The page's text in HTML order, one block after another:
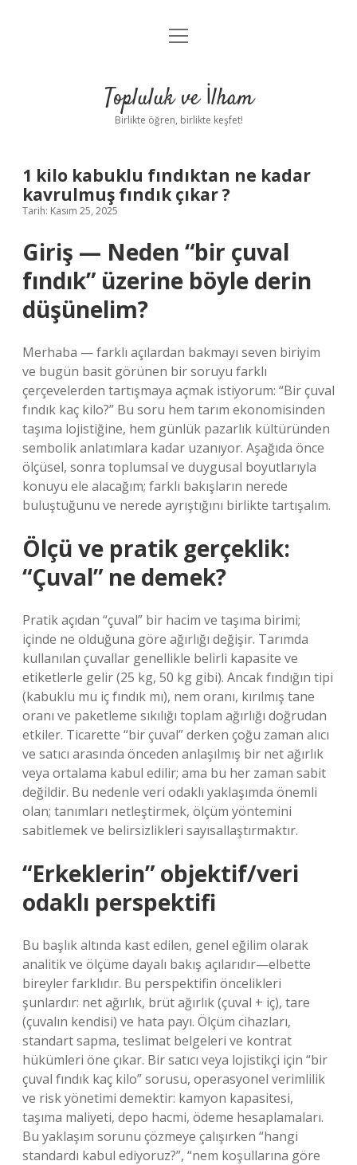
Anasayfa
Yasal Uyarı
menüyü
Topluluk ve İlham
Birlikte öğren, birlikte keşfet!
1 kilo kabuklu fındıktan ne kadar
kavrulmuş fındık çıkar ?
Tarih: Kasım 25, 2025
Giriş — Neden “bir çuval
fındık” üzerine böyle derin
düşünelim?
Merhaba — farklı açılardan bakmayı seven biriyim
ve bugün basit görünen bir soruyu farklı
çerçevelerden tartışmaya açmak istiyorum: “Bir çuval
fındık kaç kilo?” Bu soru hem tarım ekonomisinden
taşıma lojistiğine, hem günlük pazarlık kültüründen
sembolik anlatımlara kadar uzanıyor. Aşağıda önce
ölçüsel, sonra toplumsal ve duygusal boyutlarıyla
konuyu ele alacağım; farklı bakışların nerede
buluştuğunu ve nerede ayrıştığını birlikte tartışalım.
Ölçü ve pratik gerçeklik:
“Çuval” ne demek?
Pratik açıdan “çuval” bir hacim ve taşıma birimi;
içinde ne olduğuna göre ağırlığı değişir. Tarımda
kullanılan çuvallar genellikle belirli kapasite ve
etiketlerle gelir (25 kg, 50 kg gibi). Ancak fındığın tipi
(kabuklu mu iç fındık mı), nem oranı, kırılmış tane
oranı ve paketleme sıkılığı toplam ağırlığı doğrudan
etkiler. Ticarette “bir çuval” derken çoğu zaman alıcı
ve satıcı arasında önceden anlaşılmış bir net ağırlık
veya ortalama kabul edilir; ama bu her zaman sabit
değildir. Bu nedenle veri odaklı yaklaşımda önemli
olan; tanımları netleştirmek, ölçüm yöntemini
sabitlemek ve belirsizlikleri sayısallaştırmaktır.
“Erkeklerin” objektif/veri
odaklı perspektifi
Bu başlık altında kast edilen, genel eğilim olarak
analitik ve ölçüme dayalı bakış açılarıdır—elbette
bireyler farklıdır. Bu perspektifin öncelikleri
şunlardır: net ağırlık, brüt ağırlık (çuval + iç), tare
(çuvalın kendisi) ve hata payı. Ölçüm cihazları,
standart sapma, teslimat belgeleri ve kontrat
hükümleri öne çıkar. Bir satıcı veya lojistikçi için “bir
çuval fındık kaç kilo” sorusu, operasyonel verimlilik
ve risk yönetimi demektir: kamyon kapasitesi,
taşıma maliyeti, depo hacmi, ödeme hesaplamaları.
Bu yaklaşım sorunu çözmeye çalışırken “hangi
standardı kabul ediyoruz?”, “nem koşullarına göre